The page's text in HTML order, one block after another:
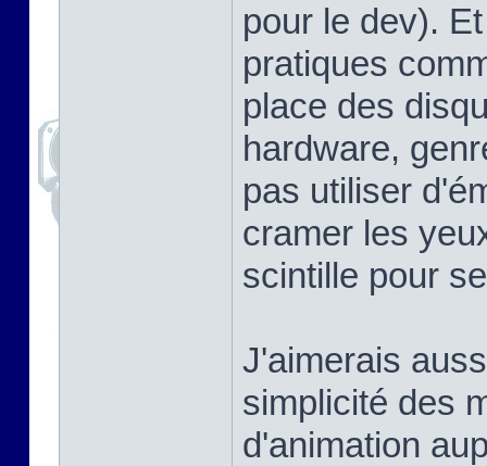
pour le dev).
pratiques
place des
hardware,
pas utiliser
cramer les
scintille pour
J'aimerais
simplicité des
d'animation